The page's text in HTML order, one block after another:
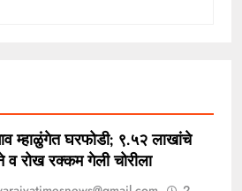
म्हाळुंगेत घरफोडी; ९.५२ लाखांचे
व रोख रक्कम गेली चोरीला